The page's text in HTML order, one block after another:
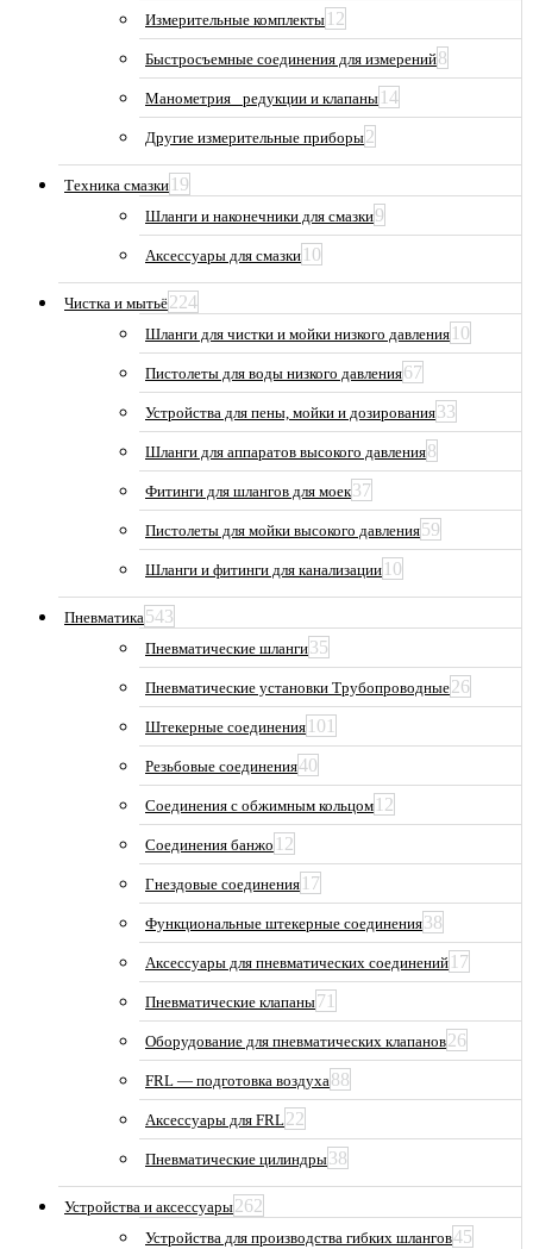
Измерительные комплекты 12
Быстросъемные соединения для измерений8
Манометрия_ редукции и клапаны 14
Другие измерительные приборы2
Техника смазки 19
Шланги и наконечники для смазки9
Аксессуары для смазки 10
Чистка и мытьё224
Шланги для чистки и мойки низкого давления 10
Пистолеты для воды низкого давления67
Устройства для пены, мойки и дозирования33
Шланги для аппаратов высокого давления8
Фитинги для шлангов для моек37
Пистолеты для мойки высокого давления59
Шланги и фитинги для канализации 10
Пневматика543
Пневматические шланги35
Пневматические установки Трубопроводные26
Штекерные соединения 101
Резьбовые соединения40
Соединения с обжимным кольцом 12
Соединения банжо 12
Гнездовые соединения 17
Функциональные штекерные соединения38
Аксессуары для пневматических соединений 17
Пневматические клапаны71
Оборудование для пневматических клапанов26
FRL — подготовка воздуха88
Аксессуары для FRL22
Пневматические цилиндры38
Устройства и аксессуары262
Устройства для производства гибких шлангов45